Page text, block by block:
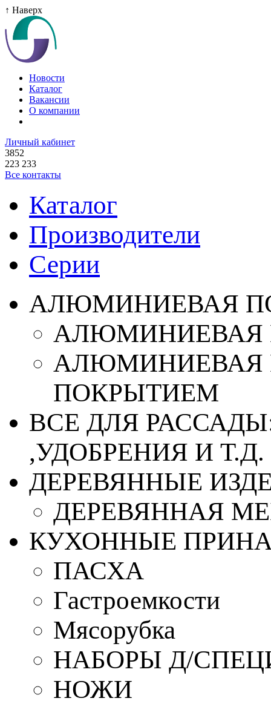
↑ Наверх
Новости
Каталог
Вакансии
О компании
Личный кабинет
3852
223 233
Все контакты
Каталог
Производители
Серии
АЛЮМИНИЕВАЯ
АЛЮМИНИЕВАЯ
АЛЮМИНИЕВАЯ
ПОКРЫТИЕМ
ВСЕ ДЛЯ
,УДОБРЕНИЯ И Т.Д.
ДЕРЕВЯННЫЕ
ДЕРЕВЯННАЯ
КУХОННЫЕ
ПАСХА
Гастроемкости
Мясорубка
НАБОРЫ Д/
НОЖИ